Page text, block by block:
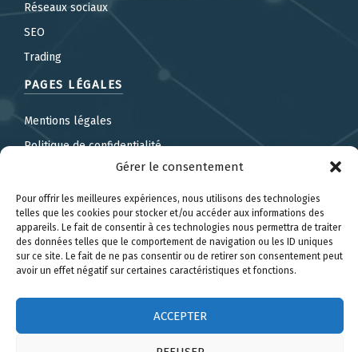
Gérer le consentement
Pour offrir les meilleures expériences, nous utilisons des technologies
telles que les cookies pour stocker et/ou accéder aux informations des
appareils. Le fait de consentir à ces technologies nous permettra de traiter
des données telles que le comportement de navigation ou les ID uniques
sur ce site. Le fait de ne pas consentir ou de retirer son consentement peut
avoir un effet négatif sur certaines caractéristiques et fonctions.
ACCEPTER
Réseaux sociaux
SEO
Trading
PAGES LÉGALES
Mentions légales
Politique de confidentialité
Politique de cookies (UE)
© Ecoleatlantique.com